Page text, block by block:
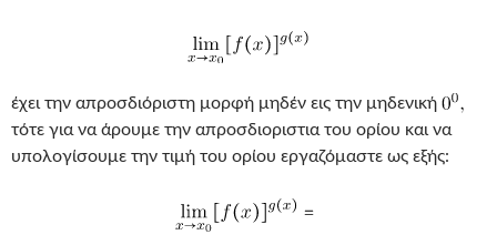
έχει την απροσδιόριστη μορφή μηδέν εις την μηδενική
τότε για να άρουμε την απροσδιοριστια του ορίου και να
υπολογίσουμε την τιμή του ορίου εργαζόμαστε ως εξής: